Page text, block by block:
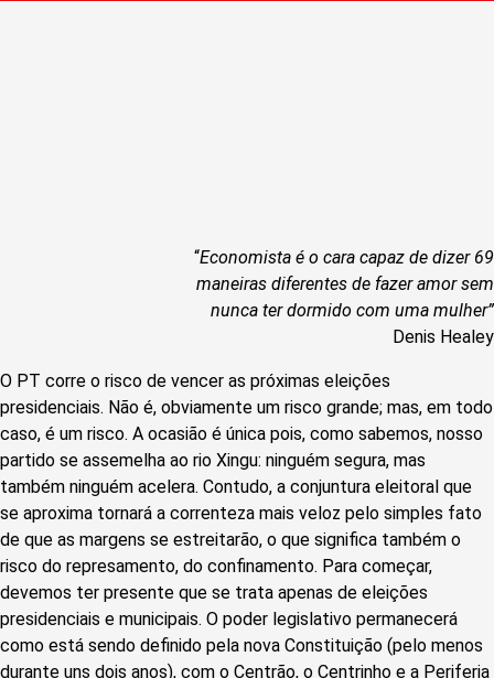
“Economista é o cara capaz de dizer 69
maneiras diferentes de fazer amor sem
nunca ter dormido com uma mulher”
Denis Healey
O PT corre o risco de vencer as próximas eleições
presidenciais. Não é, obviamente um risco grande; mas, em todo
caso, é um risco. A ocasião é única pois, como sabemos, nosso
partido se assemelha ao rio Xingu: ninguém segura, mas
também ninguém acelera. Contudo, a conjuntura eleitoral que
se aproxima tornará a correnteza mais veloz pelo simples fato
de que as margens se estreitarão, o que significa também o
risco do represamento, do confinamento. Para começar,
devemos ter presente que se trata apenas de eleições
presidenciais e municipais. O poder legislativo permanecerá
como está sendo definido pela nova Constituição (pelo menos
durante uns dois anos), com o Centrão, o Centrinho e a Periferia